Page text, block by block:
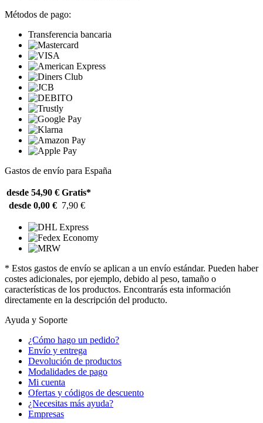
Métodos de pago:
Transferencia bancaria
Gastos de envío para España
desde 54,90 € Gratis*
desde 0,00 € 7,90 €
* Estos gastos de envío se aplican a un envío estándar. Pueden haber
costes adicionales, por ejemplo, debido al peso, tamaño o
características de los productos. Encontrarás esta información
directamente en la descripción del producto.
Ayuda y Soporte
¿Cómo hago un pedido?
Envío y entrega
Devolución de productos
Modalidades de pago
Mi cuenta
Ofertas y códigos de descuento
¿Necesitas más ayuda?
Empresas